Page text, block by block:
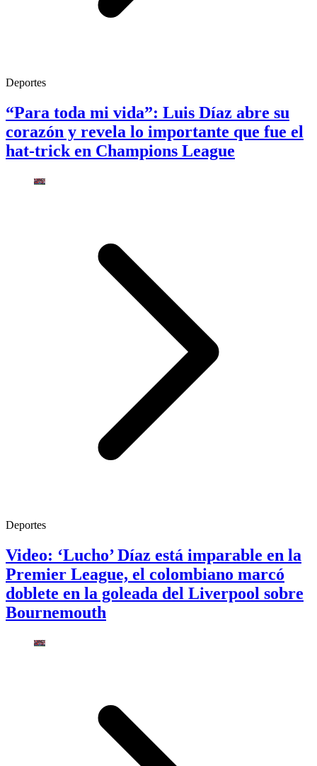
Deportes
“Para toda mi vida”: Luis Díaz abre su
corazón y revela lo importante que fue el
hat-trick en Champions League
Deportes
Video: ‘Lucho’ Díaz está imparable en la
Premier League, el colombiano marcó
doblete en la goleada del Liverpool sobre
Bournemouth